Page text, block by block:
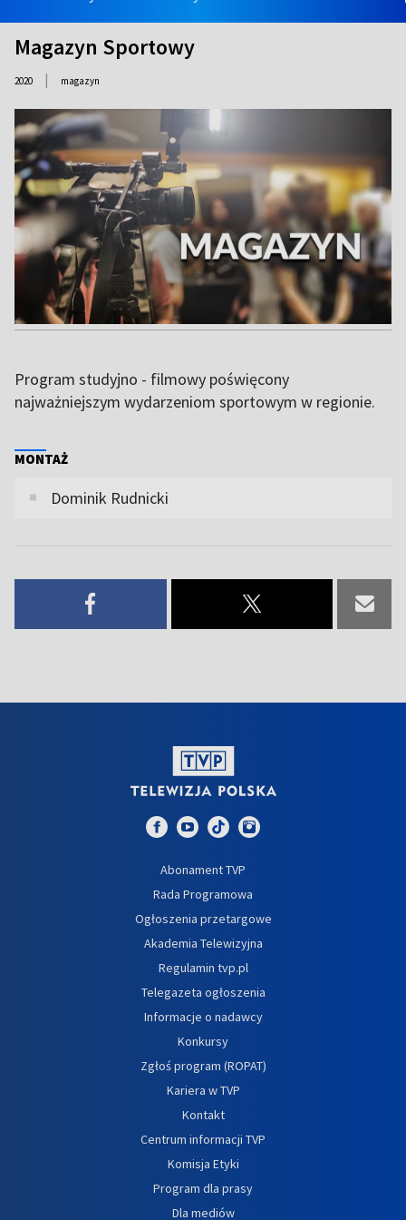
Magazyn Sportowy
2020 | magazyn
Program studyjno - filmowy poświęcony
najważniejszym wydarzeniom sportowym w regionie.
MONTAŻ
Dominik Rudnicki
Abonament TVP
Rada Programowa
Ogłoszenia przetargowe
Akademia Telewizyjna
Regulamin tvp.pl
Telegazeta ogłoszenia
Informacje o nadawcy
Konkursy
Zgłoś program (ROPAT)
Kariera w TVP
Kontakt
Centrum informacji TVP
Komisja Etyki
Program dla prasy
Dla mediów